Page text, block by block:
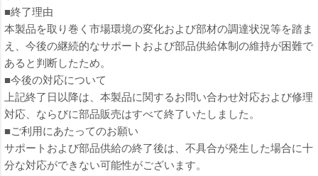
■終了理由
本製品を取り巻く市場環境の変化および部材の調達状況等を踏ま
え、今後の継続的なサポートおよび部品供給体制の維持が困難で
あると判断したため。
■今後の対応について
上記終了日以降は、本製品に関するお問い合わせ対応および修理
対応、ならびに部品販売はすべて終了いたしました。
■ご利用にあたってのお願い
サポートおよび部品供給の終了後は、不具合が発生した場合に十
分な対応ができない可能性がございます。